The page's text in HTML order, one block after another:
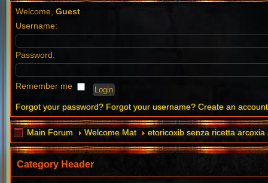
Welcome,Guest
Username:
Password:
Remember me
Forgot your password? Forgot your username? Create an account
Main Forum Welcome Mat etoricoxib senza ricetta arcoxia
Category Header